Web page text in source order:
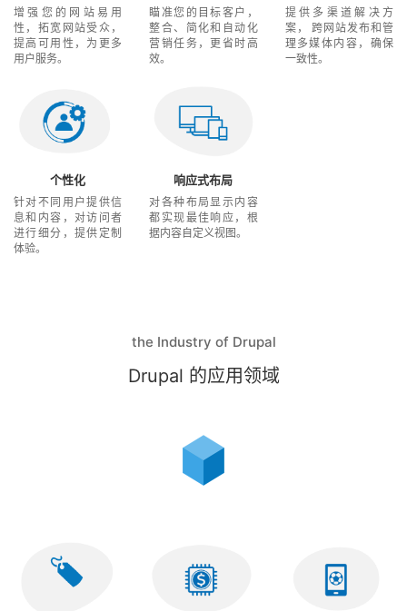
增强您的网站易用
性，拓宽网站受众，
提高可用性，为更多
用户服务。
瞄准您的目标客户，
整合、简化和自动化
营销任务，更省时高
效。
提供多渠道解决方
案， 跨网站发布和管
理多媒体内容，确保
一致性。
个性化
针对不同用户提供信
息和内容，对访问者
进行细分，提供定制
体验。
响应式布局
对各种布局显示内容
都实现最佳响应，根
据内容自定义视图。
the Industry of Drupal
Drupal 的应用领域